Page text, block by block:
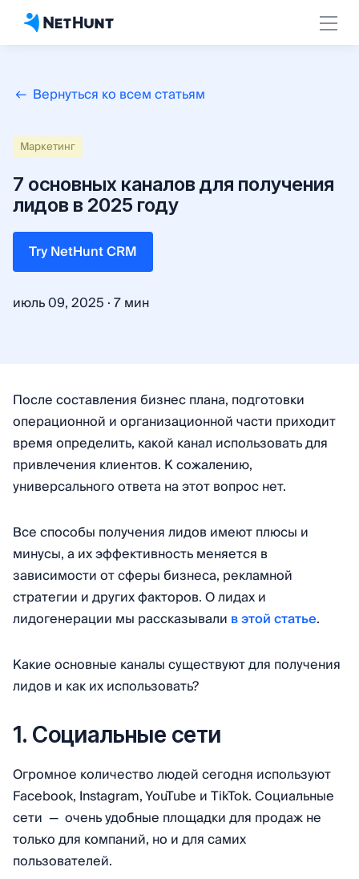
Вернуться ко всем статьям
Маркетинг
7 основных каналов для получения
лидов в 2025 году
Try NetHunt CRM
июль 09, 2025 ·7 мин
После составления бизнес плана, подготовки
операционной и организационной части приходит
время определить, какой канал использовать для
привлечения клиентов. К сожалению,
универсального ответа на этот вопрос нет.
Все способы получения лидов имеют плюсы и
минусы, а их эффективность меняется в
зависимости от сферы бизнеса, рекламной
стратегии и других факторов. О лидах и
лидогенерации мы рассказывали в этой статье.
Какие основные каналы существуют для получения
лидов и как их использовать?
1. Социальные сети
Огромное количество людей сегодня используют
Facebook, Instagram, YouTube и TikTok. Социальные
сети — очень удобные площадки для продаж не
только для компаний, но и для самих
пользователей.